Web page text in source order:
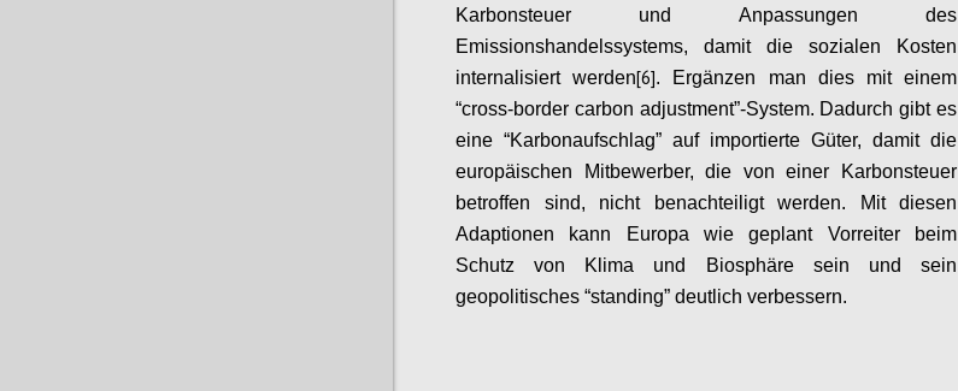
Karbonsteuer und Anpassungen des
Emissionshandelssystems, damit die sozialen Kosten
internalisiert werden[6]. Ergänzen man dies mit einem
“cross-border carbon adjustment”-System. Dadurch gibt es
eine “Karbonaufschlag” auf importierte Güter, damit die
europäischen Mitbewerber, die von einer Karbonsteuer
betroffen sind, nicht benachteiligt werden. Mit diesen
Adaptionen kann Europa wie geplant Vorreiter beim
Schutz von Klima und Biosphäre sein und sein
geopolitisches “standing” deutlich verbessern.